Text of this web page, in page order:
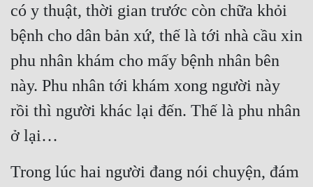
Tu Tiên
Tội Phạm
Vô Địch
Võ Hiệp
Xuyên Nhanh
có y thuật, thời gian trước còn chữa khỏi
bệnh cho dân bản xứ, thế là tới nhà cầu xin
phu nhân khám cho mấy bệnh nhân bên
này. Phu nhân tới khám xong người này
rồi thì người khác lại đến. Thế là phu nhân
ở lại…
Trong lúc hai người đang nói chuyện, đám